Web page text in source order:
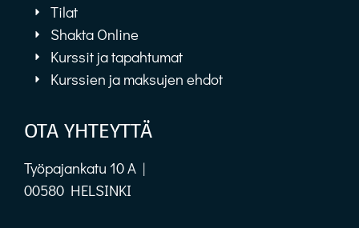
Tilat
Shakta Online
Kurssit ja tapahtumat
Kurssien ja maksujen ehdot
OTA YHTEYTTÄ
Työpajankatu 10 A |
00580 HELSINKI